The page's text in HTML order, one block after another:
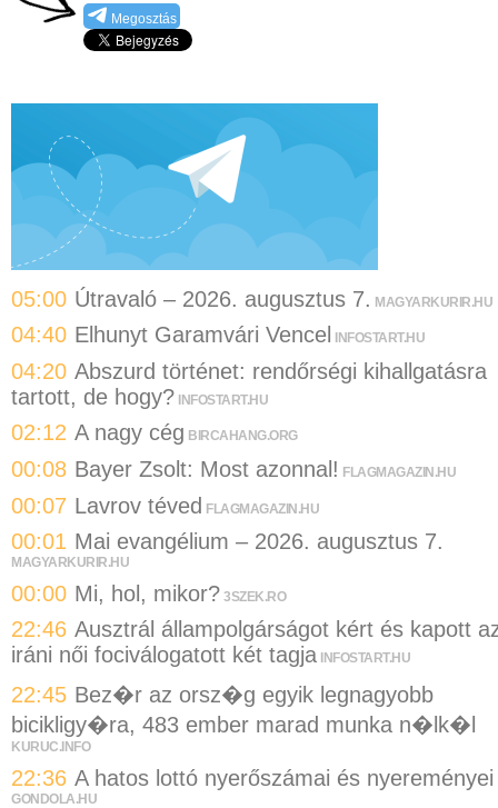
Megosztás
05:00 Útravaló – 2026. augusztus 7. MAGYARKURIR.HU
04:40 Elhunyt Garamvári Vencel INFOSTART.HU
04:20 Abszurd történet: rendőrségi kihallgatásra
tartott, de hogy? INFOSTART.HU
02:12 A nagy cég BIRCAHANG.ORG
00:08 Bayer Zsolt: Most azonnal! FLAGMAGAZIN.HU
00:07 Lavrov téved FLAGMAGAZIN.HU
00:01 Mai evangélium – 2026. augusztus 7.
MAGYARKURIR.HU
00:00 Mi, hol, mikor? 3SZEK.RO
22:46 Ausztrál állampolgárságot kért és kapott
iráni női fociválogatott két tagja INFOSTART.HU
22:45 Bez�r az orsz�g egyik legnagyobb
bicikligy�ra, 483 ember marad munka n�lk�l
KURUC.INFO
22:36 A hatos lottó nyerőszámai és nyereményei
GONDOLA.HU